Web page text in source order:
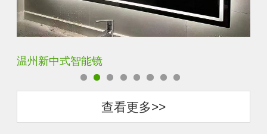
温州新中式智能镜
查看更多>>